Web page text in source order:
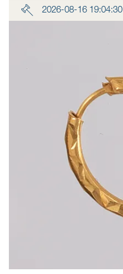
2026-08-16 19:04:30